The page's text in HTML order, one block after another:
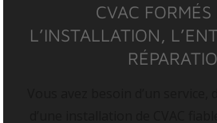
CVAC FORMÉS
L’INSTALLATION,